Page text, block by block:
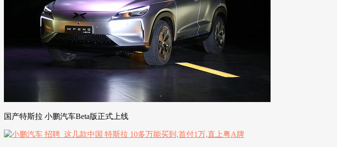
国产特斯拉 小鹏汽车Beta版正式上线